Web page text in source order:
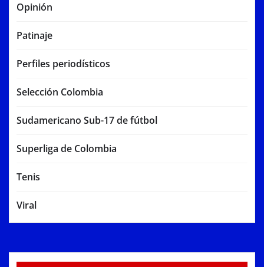
Opinión
Patinaje
Perfiles periodísticos
Selección Colombia
Sudamericano Sub-17 de fútbol
Superliga de Colombia
Tenis
Viral